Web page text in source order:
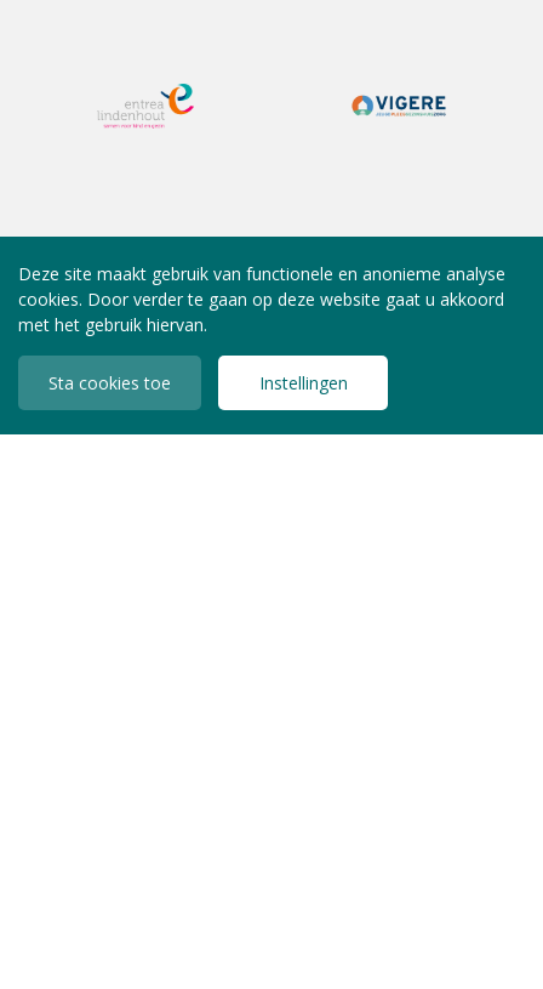
Deze site maakt gebruik van functionele en anonieme analyse
cookies. Door verder te gaan op deze website gaat u akkoord
met het gebruik hiervan.
Sta cookies toe Instellingen